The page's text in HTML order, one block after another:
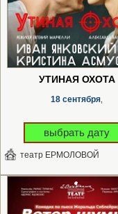
УТИНАЯ ОХОТА
18 сентября
выбрать дату
театр ЕРМОЛОВОЙ